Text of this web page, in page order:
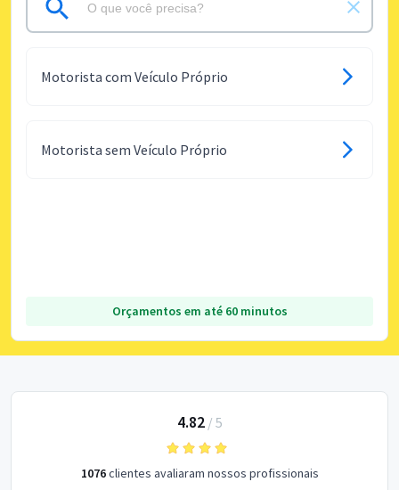
Motorista com Veículo Próprio
Motorista sem Veículo Próprio
Orçamentos em até 60 minutos
4.82/ 5
1076clientes avaliaram nossos profissionais